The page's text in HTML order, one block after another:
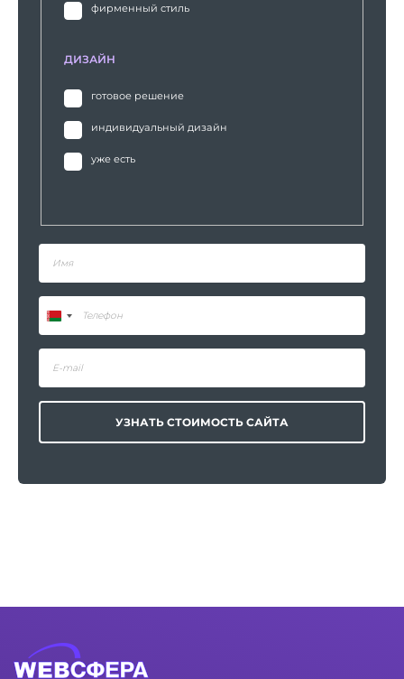
фирменный стиль
ДИЗАЙН
готовое решение
индивидуальный дизайн
уже есть
УЗНАТЬ СТОИМОСТЬ САЙТА